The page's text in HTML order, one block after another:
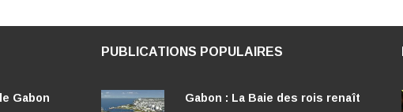
Gabon
PUBLICATIONS POPULAIRES
Gabon : La Baie des rois renaît